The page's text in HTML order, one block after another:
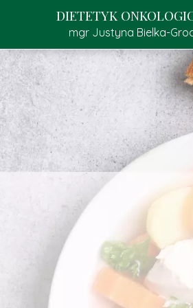
DIETETYK
mgr Justyna Bielka-